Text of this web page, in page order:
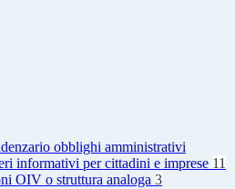
obblighi amministrativi
informativi per cittadini e imprese 11
OIV o struttura analoga 3